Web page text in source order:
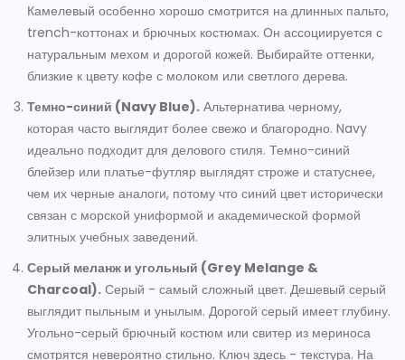
Камелевый особенно хорошо смотрится на длинных пальто,
trench-коттонах и брючных костюмах. Он ассоциируется с
натуральным мехом и дорогой кожей. Выбирайте оттенки,
близкие к цвету кофе с молоком или светлого дерева.
Темно-синий (Navy Blue). Альтернатива черному,
которая часто выглядит более свежо и благородно. Navy
идеально подходит для делового стиля. Темно-синий
блейзер или платье-футляр выглядят строже и статуснее,
чем их черные аналоги, потому что синий цвет исторически
связан с морской униформой и академической формой
элитных учебных заведений.
Серый меланж и угольный (Grey Melange &
Charcoal). Серый - самый сложный цвет. Дешевый серый
выглядит пыльным и унылым. Дорогой серый имеет глубину.
Угольно-серый брючный костюм или свитер из мериноса
смотрятся невероятно стильно. Ключ здесь - текстура. На